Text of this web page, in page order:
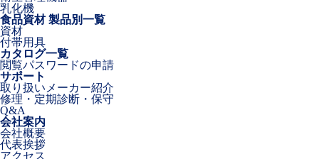
乳化機
食品資材 製品別一覧
資材
付帯用具
カタログ一覧
閲覧パスワードの申請
サポート
取り扱いメーカー紹介
修理・定期診断・保守
Q&A
会社案内
会社概要
代表挨拶
アクセス